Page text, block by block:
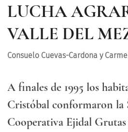
LUCHA
VALLE DEL
Consuelo Cuevas-Cardona y
A finales de 1995 los
Cristóbal conformaron la
Cooperativa Ejidal